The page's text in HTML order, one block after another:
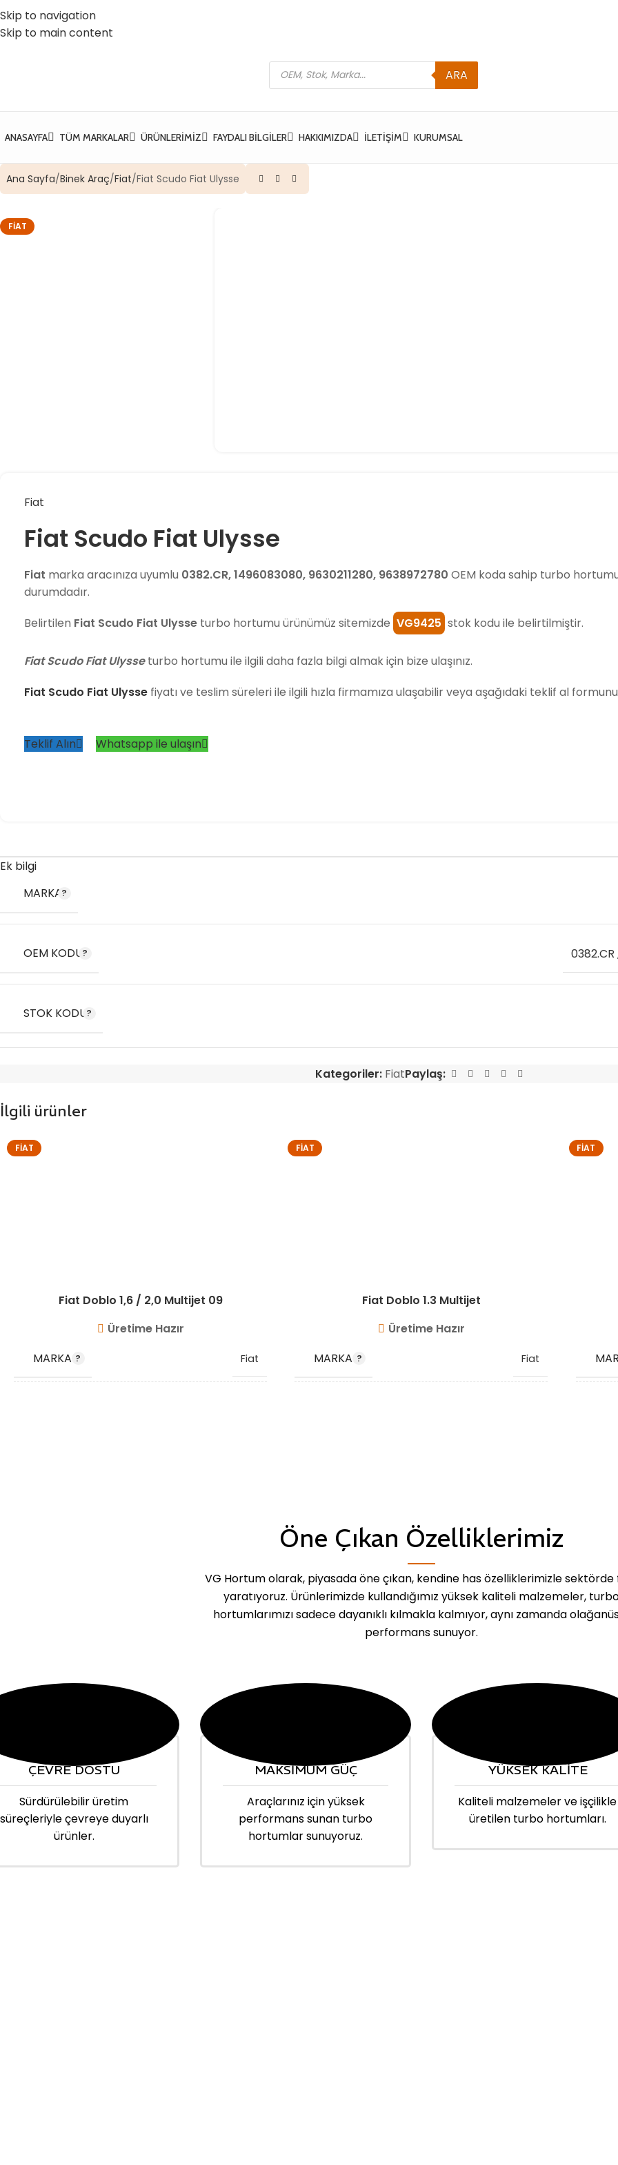
Skip to navigation
Skip to main content
Vatan Mh. Kızılcık Sk. No:37 Yıldırım / Bursa
ARA
ANASAYFA TÜM MARKALAR ÜRÜNLERIMIZ FAYDALI BILGILER HAKKIMIZDA İLETIŞIM KURUMSAL
Ana Sayfa Binek Araç Fiat Fiat Scudo Fiat Ulysse
FIAT
Fiat
Fiat Scudo Fiat Ulysse
Fiat marka aracınıza uyumlu 0382.CR, 1496083080, 9630211280, 9638972780 OEM koda sahip turbo
durumdadır.
Belirtilen Fiat Scudo Fiat Ulysse turbo hortumu ürünümüz sitemizde VG9425 stok kodu ile belirtilmiştir.
Fiat Scudo Fiat Ulysseturbo hortumu ile ilgili daha fazla bilgi almak için bize ulaşınız.
Fiat Scudo Fiat Ulysse fiyatı ve teslim süreleri ile ilgili hızla firmamıza ulaşabilir veya aşağıdaki teklif al
Teklif Alın Whatsapp ile ulaşın
Ek bilgi
MARKA
OEM KODU 0382.CR
STOK KODU
Kategoriler: FiatPaylaş:
İlgili ürünler
FIAT
Fiat Doblo 1,6 / 2,0 Multijet 09
Üretime Hazır
MARKA
Fiat
FIAT
Fiat Doblo 1.3 Multijet
Üretime Hazır
MARKA
Fiat
FIAT
Öne Çıkan Özelliklerimiz
VG Hortum olarak, piyasada öne çıkan, kendine has özelliklerimizle
yaratıyoruz. Ürünlerimizde kullandığımız yüksek kaliteli malzemeler,
hortumlarımızı sadece dayanıklı kılmakla kalmıyor, aynı zamanda
performans sunuyor.
ÇEVRE DOSTU
Sürdürülebilir üretim
süreçleriyle çevreye duyarlı
ürünler.
MAKSİMUM GÜÇ
Araçlarınız için yüksek
performans sunan turbo
hortumlar sunuyoruz.
YÜKSEK KALİTE
Kaliteli malzemeler ve işçilikle
üretilen turbo hortumları.